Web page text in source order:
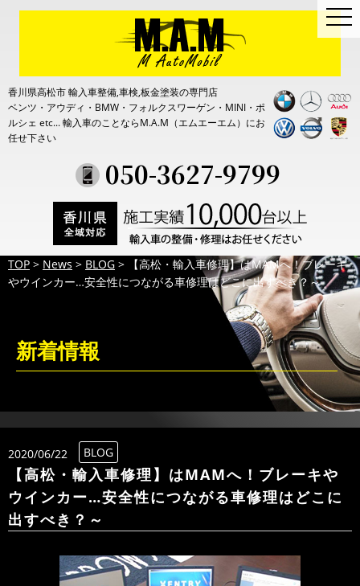
香川県高松市 輸入車整備,車検,板金塗装の専門店
ベンツ・アウディ・BMW・フォルクスワーゲン・MINI・ポ
ルシェ etc...輸入車のことならM.A.M（エムエーエム）にお
任せ下さい
050-3627-9799
TOP > News > BLOG >
【高松・輸入車修理】はMAMへ！ブレーキ
やウインカー…安全性につながる車修理はどこに出すべき？～
新着情報
2020/06/22 BLOG
【高松・輸入車修理】はMAMへ！ブレーキや
ウインカー…安全性につながる車修理はどこに
出すべき？～